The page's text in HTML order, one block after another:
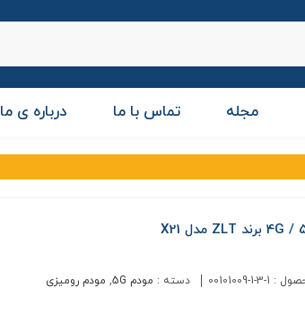
مجله تماس با ما درباره ی ما
:
00101009-1-3-1 دسته : مودم 5G , مودم رومیزی